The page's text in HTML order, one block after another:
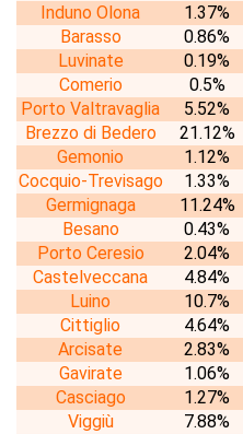
Induno Olona
1.37%
Barasso
0.86%
Luvinate
0.19%
Comerio
0.5%
Porto Valtravaglia
5.52%
Brezzo di Bedero
21.12%
Gemonio
1.12%
Cocquio-Trevisago
1.33%
Germignaga
11.24%
Besano
0.43%
Porto Ceresio
2.04%
Castelveccana
4.84%
Luino
10.7%
Cittiglio
4.64%
Arcisate
2.83%
Gavirate
1.06%
Casciago
1.27%
Viggiù
7.88%